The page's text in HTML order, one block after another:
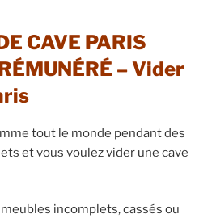
CAVE PARIS
– Vider
tout le monde pendant des
et vous voulez vider une cave
incomplets, cassés ou